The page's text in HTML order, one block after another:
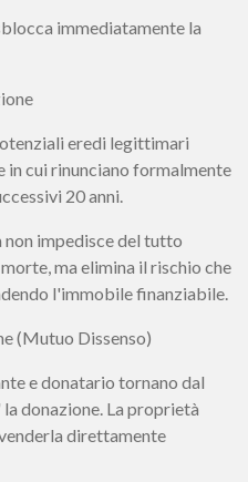
immediatamente la
eredi legittimari
cui rinunciano formalmente
20 anni.
non impedisce del tutto
ma elimina il rischio che
l'immobile finanziabile.
(Mutuo Dissenso)
e donatario tornano dal
donazione. La proprietà
direttamente